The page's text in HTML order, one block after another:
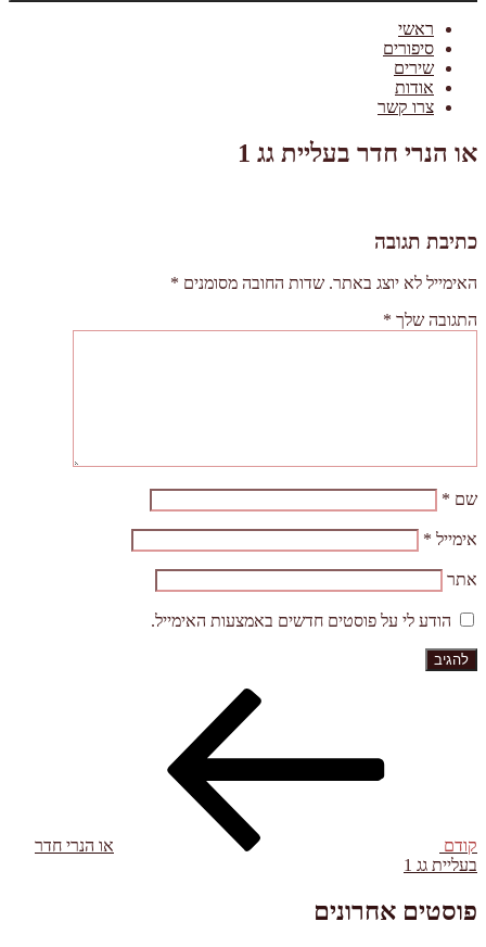
ראשי
סיפורים
שירים
אודות
צרו קשר
או הנרי חדר בעליית גג 1
כתיבת תגובה
האימייל לא יוצג באתר. שדות החובה מסומנים *
התגובה שלך *
שם *
אימייל *
אתר
הודע לי על פוסטים חדשים באמצעות האימייל.
קודם
או הנרי חדר
בעליית גג 1
פוסטים אחרונים